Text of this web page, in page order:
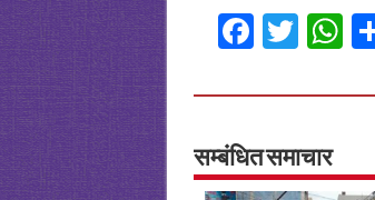
Fa
ce
b
o
o
T
wi
tt
er
W
h
at
p
सम्बंधित समाचार